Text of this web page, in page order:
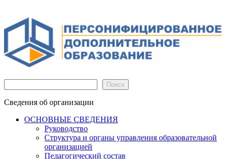
Поиск
Сведения об организации
ОСНОВНЫЕ СВЕДЕНИЯ
Руководство
Структура и органы управления образовательной
организацией
Педагогический состав